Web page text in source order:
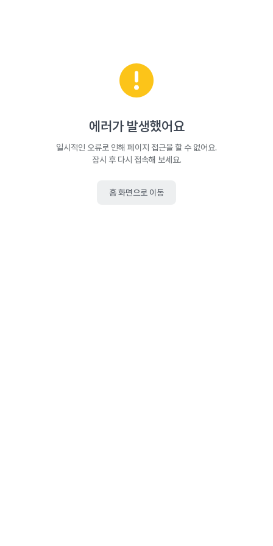
에러가 발생했어요
일시적인 오류로 인해 페이지 접근을 할 수 없어요.
잠시 후 다시 접속해 보세요.
홈 화면으로 이동